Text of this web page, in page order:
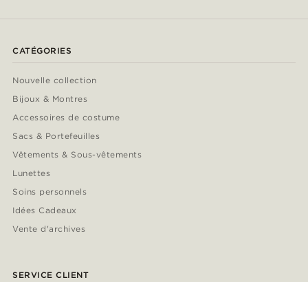
CATÉGORIES
Nouvelle collection
Bijoux & Montres
Accessoires de costume
Sacs & Portefeuilles
Vêtements & Sous-vêtements
Lunettes
Soins personnels
Idées Cadeaux
Vente d'archives
SERVICE CLIENT